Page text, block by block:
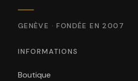
GENÈVE · FONDÉE EN 2007
INFORMATIONS
Boutique